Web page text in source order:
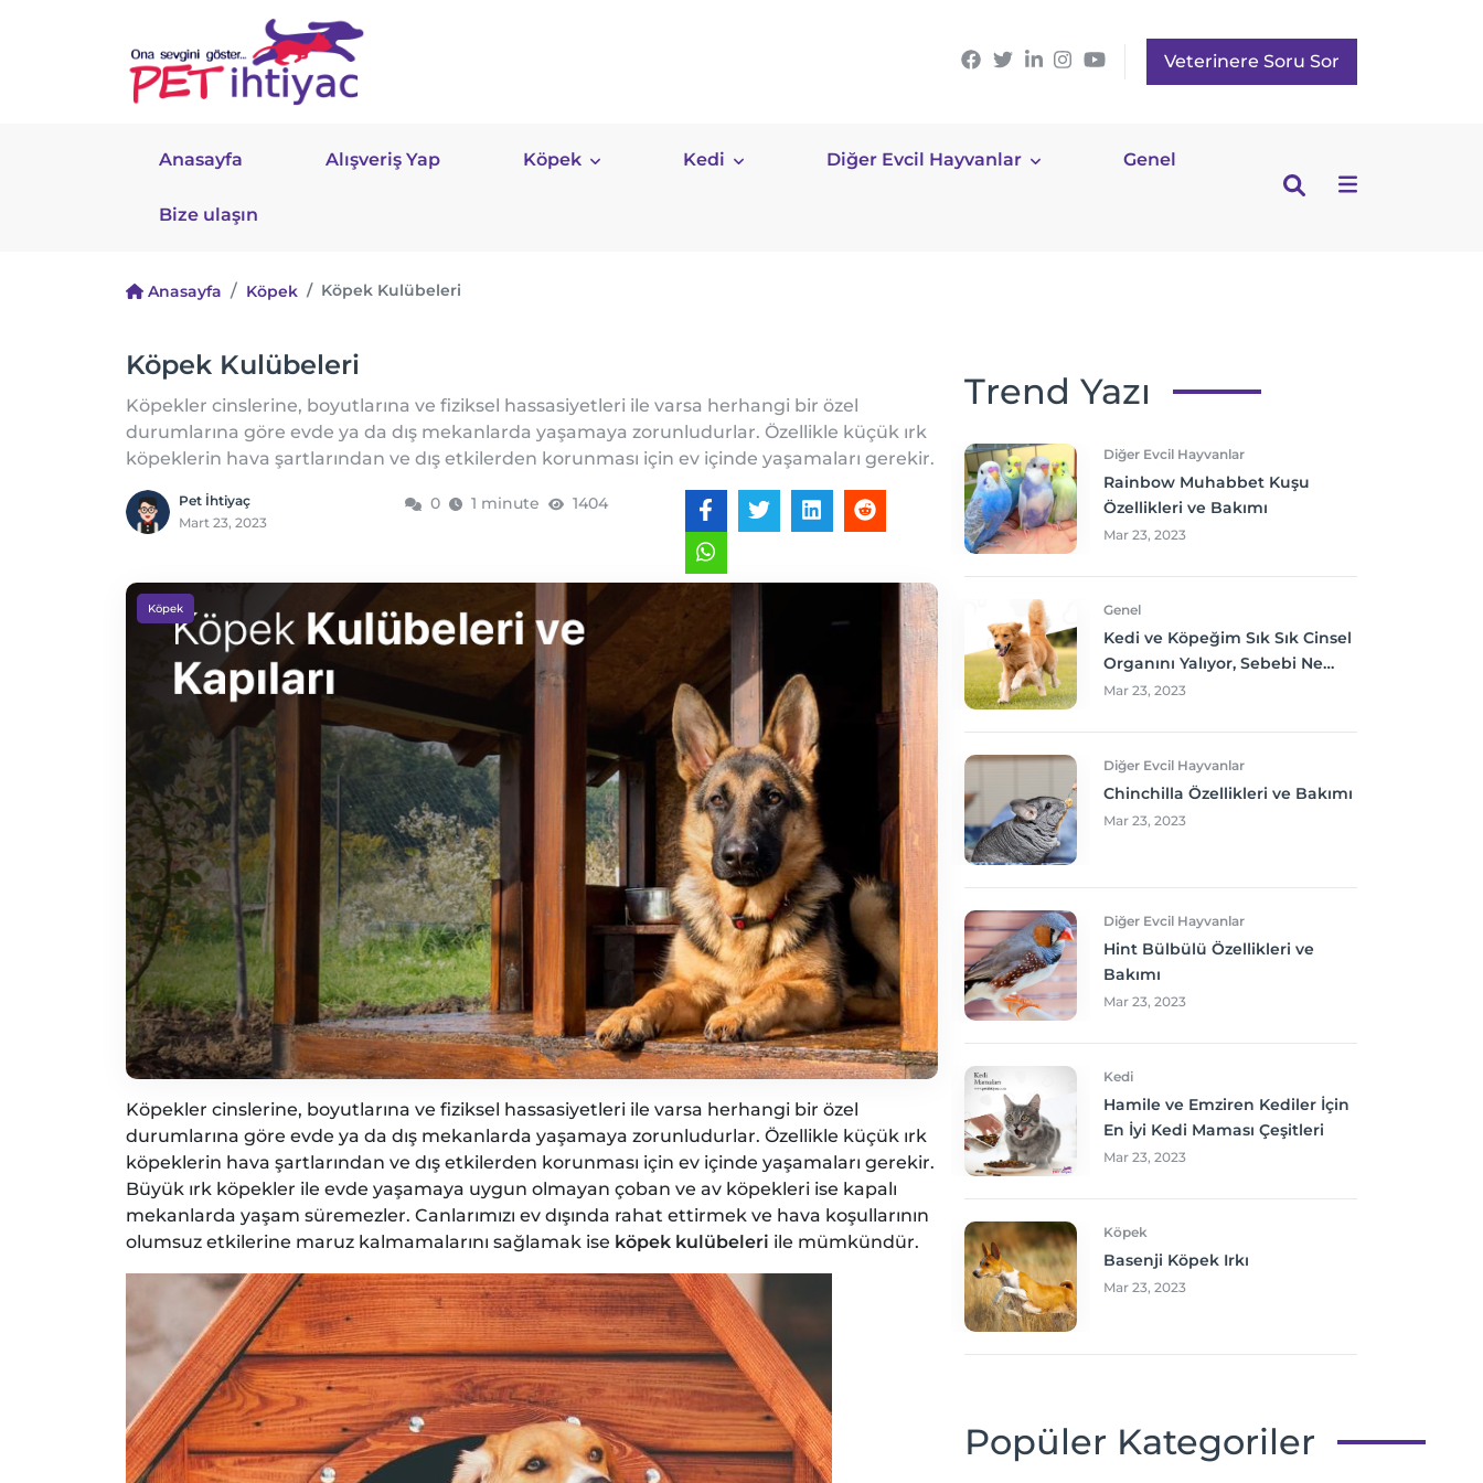
Veterinere Soru Sor
Anasayfa Alışveriş Yap Köpek Kedi Diğer Evcil Hayvanlar Genel
Bize ulaşın
Anasayfa Köpek Köpek Kulübeleri
Köpek Kulübeleri
Köpekler cinslerine, boyutlarına ve fiziksel hassasiyetleri ile varsa herhangi bir özel
durumlarına göre evde ya da dış mekanlarda yaşamaya zorunludurlar. Özellikle küçük ırk
köpeklerin hava şartlarından ve dış etkilerden korunması için ev içinde yaşamaları gerekir.
Pet İhtiyaç
Mart 23, 2023
0 1 minute 1404
Köpek
Köpekler cinslerine, boyutlarına ve fiziksel hassasiyetleri ile varsa herhangi bir özel
durumlarına göre evde ya da dış mekanlarda yaşamaya zorunludurlar. Özellikle küçük ırk
köpeklerin hava şartlarından ve dış etkilerden korunması için ev içinde yaşamaları gerekir.
Büyük ırk köpekler ile evde yaşamaya uygun olmayan çoban ve av köpekleri ise kapalı
mekanlarda yaşam süremezler. Canlarımızı ev dışında rahat ettirmek ve hava koşullarının
olumsuz etkilerine maruz kalmamalarını sağlamak ise köpek kulübeleri ile mümkündür.
Trend Yazı
Diğer Evcil Hayvanlar
Rainbow Muhabbet Kuşu
Özellikleri ve Bakımı
Mar 23, 2023
Genel
Kedi ve Köpeğim Sık Sık Cinsel
Organını Yalıyor, Sebebi Ne
Olabilir? Neler yapmalıyım?
Mar 23, 2023
Diğer Evcil Hayvanlar
Chinchilla Özellikleri ve Bakımı
Mar 23, 2023
Diğer Evcil Hayvanlar
Hint Bülbülü Özellikleri ve
Bakımı
Mar 23, 2023
Kedi
Hamile ve Emziren Kediler İçin
En İyi Kedi Maması Çeşitleri
Mar 23, 2023
Köpek
Basenji Köpek Irkı
Mar 23, 2023
Popüler Kategoriler